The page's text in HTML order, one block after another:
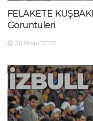
FELAKETE
Görüntüleri
26 Nisan 2023